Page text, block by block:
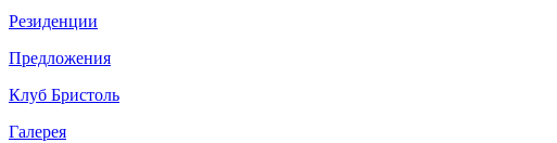
Резиденции
Предложения
Клуб Бристоль
Галерея